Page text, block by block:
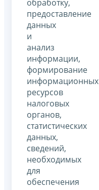
обработку,
предоставление
данных
и
анализ
информации,
формирование
информационных
ресурсов
налоговых
органов,
статистических
данных,
сведений,
необходимых
для
обеспечения